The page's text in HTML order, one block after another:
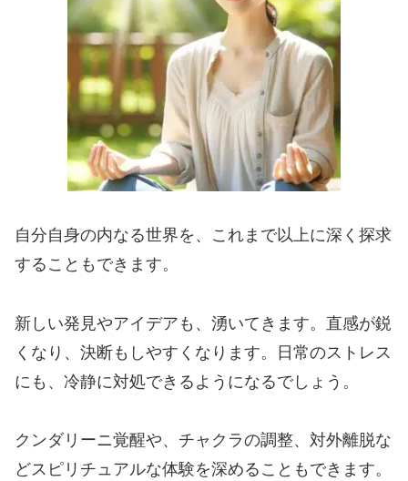
自分自身の内なる世界を、これまで以上に深く探求
することもできます。
新しい発見やアイデアも、湧いてきます。直感が鋭
くなり、決断もしやすくなります。日常のストレス
にも、冷静に対処できるようになるでしょう。
クンダリーニ覚醒や、チャクラの調整、対外離脱な
どスピリチュアルな体験を深めることもできます。